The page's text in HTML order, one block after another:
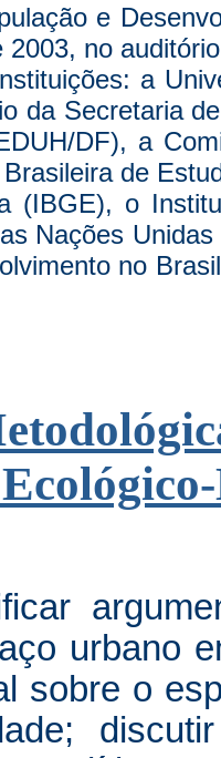
e
2003, no
a
da Secretaria
DF), a
de
(IBGE), o
Nações
no
urbano
sobre o